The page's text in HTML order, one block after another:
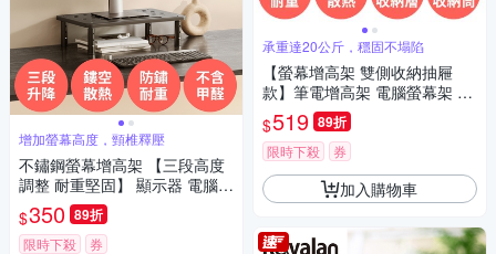
增加螢幕高度，頸椎釋壓
不鏽鋼螢幕增高架 【三段高度
調整 耐重堅固】 顯示器 電腦
筆電 散熱架 桌上架 置物架 收
納架 墊高架
$350 89折
限時下殺 券
承重達20公斤，穩固不塌陷
【螢幕增高架 雙側收納抽屜
款】筆電增高架 電腦螢幕架 散
熱架 桌上置物架 收納架 顯示器
墊高架 大容量收納
$519 89折
限時下殺 券
加入購物車